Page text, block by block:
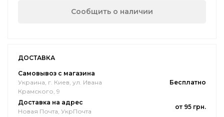
Сообщить о наличии
ДОСТАВКА
Самовывоз с магазина
Украина, г. Киев, ул. Ивана
Крамского, 9
Бесплатно
Доставка на адрес
Новая Почта, УкрПочта
от 95 грн.